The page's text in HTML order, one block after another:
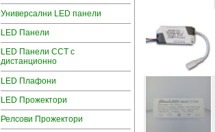
Универсални LED панели
LED Панели
LED Панели CCT с
дистанционно
LED Плафони
LED Прожектори
Релсови Прожектори